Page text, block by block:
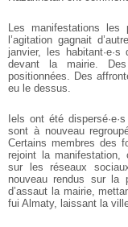
Les manifestations
l’agitation gagnait
janvier, les
devant la mairie.
positionnées. Des
eu le dessus.
Iels ont été
sont à nouveau
Certains membres des
rejoint la manifestation,
sur les réseaux
nouveau rendus sur la
d’assaut la mairie,
fui Almaty, laissant la